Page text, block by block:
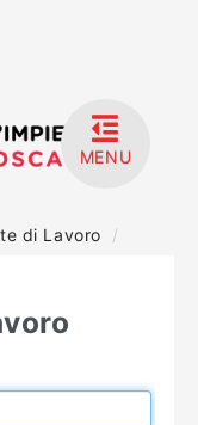
MENU
di Lavoro /